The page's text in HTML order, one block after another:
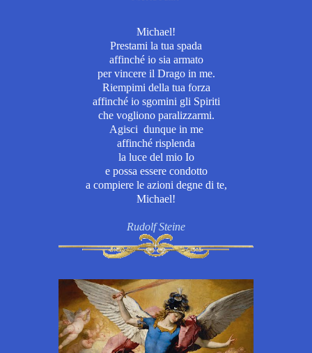
Michael!
Prestami la tua spada
affinché io sia armato
per vincere il Drago in me.
Riempimi della tua forza
affinché io sgomini gli Spiriti
che vogliono paralizzarmi.
Agisci dunque in me
affinché risplenda
la luce del mio Io
e possa essere condotto
a compiere le azioni degne di te,
Michael!
Rudolf Steine